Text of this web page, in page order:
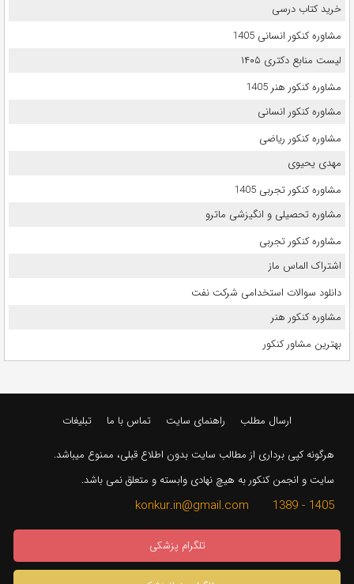
خرید کتاب درسی
مشاوره کنکور انسانی 1405
لیست منابع دکتری ۱۴۰۵
مشاوره کنکور هنر 1405
مشاوره کنکور انسانی
مشاوره کنکور ریاضی
مهدی یحیوی
مشاوره کنکور تجربی 1405
مشاوره تحصیلی و انگیزشی ماترو
مشاوره کنکور تجربی
اشتراک الماس ماز
دانلود سوالات استخدامی شرکت نفت
مشاوره کنکور هنر
بهترین مشاور کنکور
ارسال مطلب راهنمای سایت تماس با ما تبلیغات
هرگونه کپی برداری از مطالب سایت بدون اطلاع قبلی، ممنوع میباشد.
سایت و انجمن کنکور به هیچ نهادی وابسته و متعلق نمی باشد.
1405 - 1389 konkur.in@gmail.com
تلگرام پزشکی